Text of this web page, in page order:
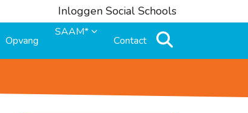
Inloggen Social Schools
Opvang
SAAM*
Contact